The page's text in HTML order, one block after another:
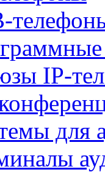
IP-
для